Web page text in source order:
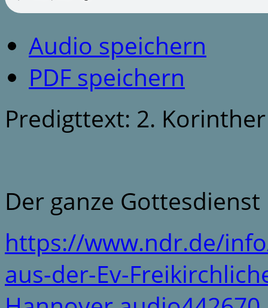
Audio speichern
PDF speichern
Predigttext: 2.
Der ganze
https://www.ndr.de/
aus-der-Ev-